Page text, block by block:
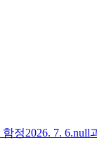
정2026. 7. 6.null